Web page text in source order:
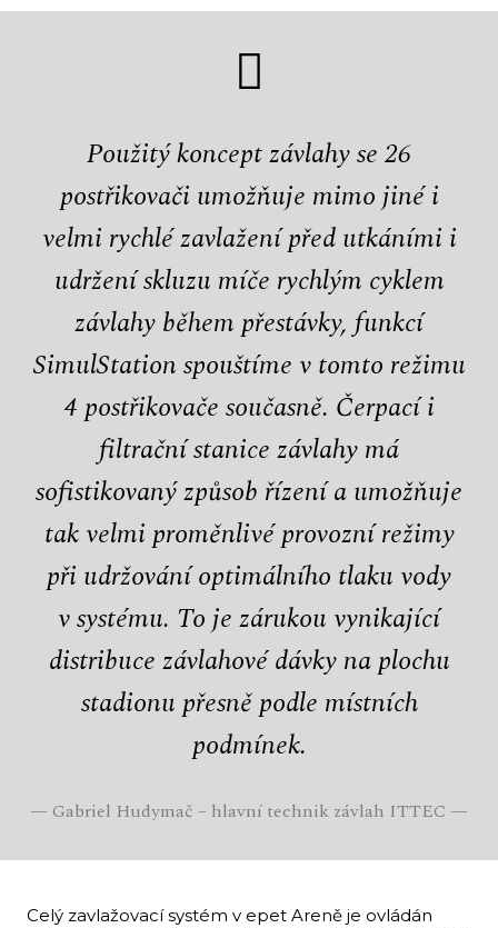
Použitý koncept závlahy se 26
postřikovači umožňuje mimo jiné i
velmi rychlé zavlažení před utkáními i
udržení skluzu míče rychlým cyklem
závlahy během přestávky, funkcí
SimulStation spouštíme v tomto režimu
4 postřikovače současně. Čerpací i
filtrační stanice závlahy má
sofistikovaný způsob řízení a umožňuje
tak velmi proměnlivé provozní režimy
při udržování optimálního tlaku vody
v systému. To je zárukou vynikající
distribuce závlahové dávky na plochu
stadionu přesně podle místních
podmínek.
— Gabriel Hudymač – hlavní technik závlah ITTEC —
Celý zavlažovací systém v epet Areně je ovládán